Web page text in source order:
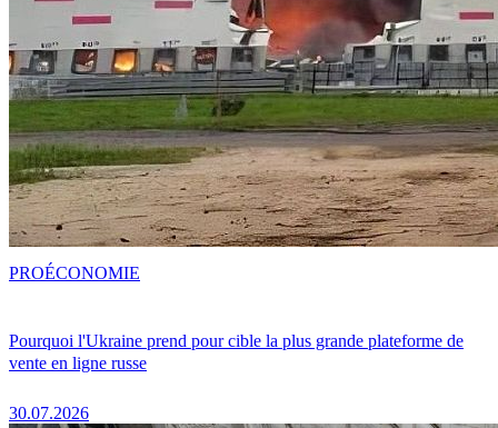
Pourquoi l'Ukraine prend pour cible la plus grande plateforme de
vente en ligne russe
30.07.2026
PROÉCONOMIE